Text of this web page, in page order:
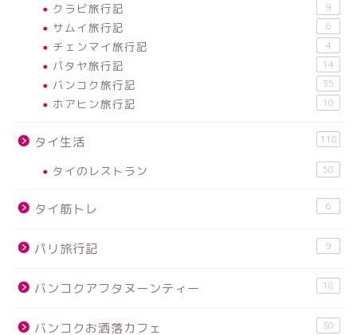
クラビ旅行記 9
サムイ旅行記 6
チェンマイ旅行記 4
パタヤ旅行記 14
バンコク旅行記 35
ホアヒン旅行記 10
タイ生活 118
タイのレストラン 58
タイ筋トレ 6
パリ旅行記 9
バンコクアフタヌーンティー 18
バンコクお洒落カフェ 30